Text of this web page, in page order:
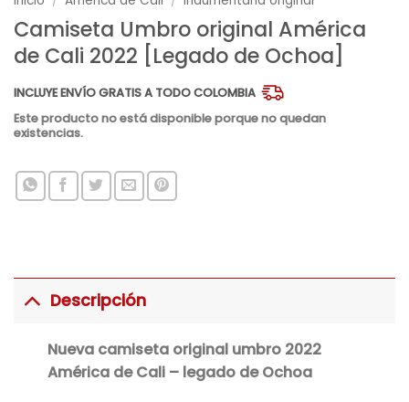
Camiseta Umbro original América
de Cali 2022 [Legado de Ochoa]
INCLUYE ENVÍO GRATIS A TODO COLOMBIA
Este producto no está disponible porque no quedan
existencias.
Descripción
Nueva camiseta original umbro 2022
América de Cali – legado de Ochoa